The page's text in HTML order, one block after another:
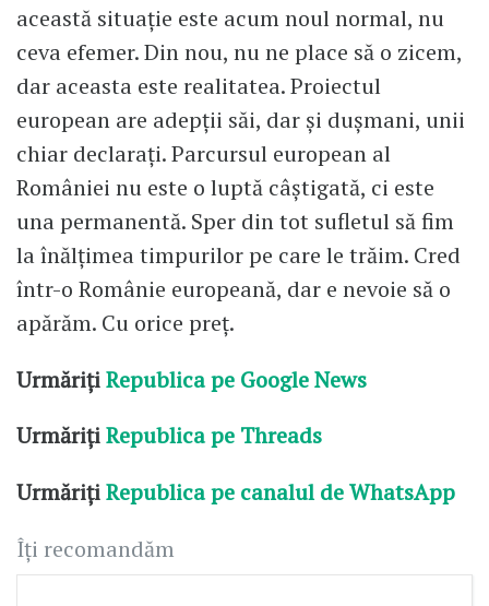
această situație este acum noul normal, nu
ceva efemer. Din nou, nu ne place să o zicem,
dar aceasta este realitatea. Proiectul
european are adepții săi, dar și dușmani, unii
chiar declarați. Parcursul european al
României nu este o luptă câștigată, ci este
una permanentă. Sper din tot sufletul să fim
la înălțimea timpurilor pe care le trăim. Cred
într-o Românie europeană, dar e nevoie să o
apărăm. Cu orice preț.
UrmărițiRepublica pe Google News
UrmărițiRepublica pe Threads
UrmărițiRepublica pe canalul de WhatsApp
Îți recomandăm